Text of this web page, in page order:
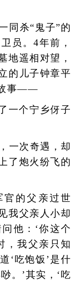
杀“鬼子”的
员。4年前，
地遥相对望，
的儿子钟章平
故事——
个宁乡伢子
次奇遇，却
了炮火纷飞的
的父亲过世
我父亲人小却
他：‘你这个
，我父亲只知
‘吃饱饭’是什
。’其实，‘吃